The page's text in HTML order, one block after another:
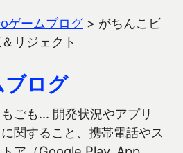
ゲームブログ> がちんこビ
リジェクト
ログ
ごも… 開発状況やアプリ
関すること、携帯電話やス